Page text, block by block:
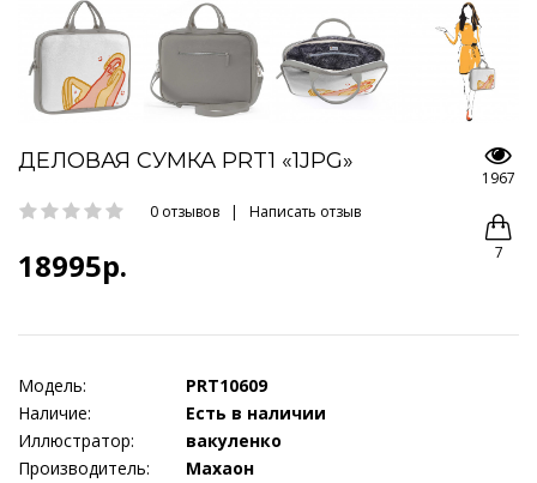
ДЕЛОВАЯ СУМКА PRT1 «1JPG»
0 отзывов | Написать отзыв
18995р.
1967
7
Модель:
PRT10609
Наличие:
Есть в наличии
Иллюстратор:
вакуленко
Производитель:
Махаон